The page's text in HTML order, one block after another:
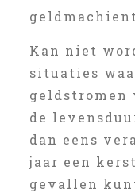
Kan niet
situaties
geldstromen
de
dan eens
jaar een
gevallen